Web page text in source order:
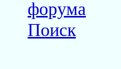
форума
Поиск